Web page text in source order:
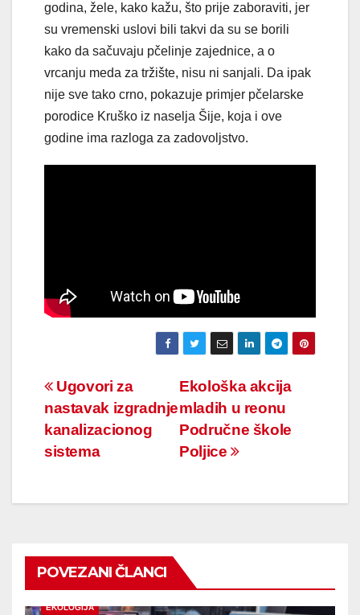
godina, žele, kako kažu, što prije zaboraviti, jer
su vremenski uslovi bili takvi da su se borili
kako da sačuvaju pčelinje zajednice, a o
vrcanju meda za tržište, nisu ni sanjali. Da ipak
nije sve tako crno, pokazuje primjer pčelarske
porodice Kruško iz naselja Šije, koja i ove
godine ima razloga za zadovoljstvo.
Navigacija
članaka
Ekološka akcija
mladih u reonu
Područne škole
Poljice
Ugovori za
nastavak izgradnje
kanalizacionog
sistema
POVEZANI ČLANCI
EKOLOGIJA